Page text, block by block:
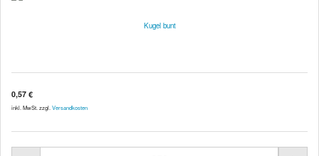
Kugel bunt
0,57 €
inkl. MwSt. zzgl. Versandkosten